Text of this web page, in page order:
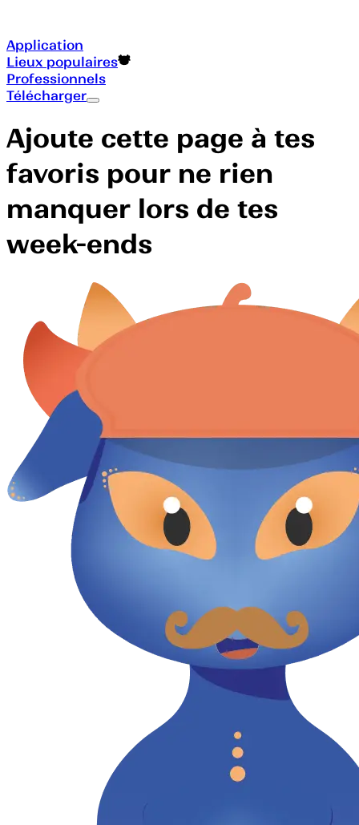
Application
Lieux populaires
Professionnels
Télécharger
Ajoute cette page à tes
favoris pour ne rien
manquer lors de tes
week-ends